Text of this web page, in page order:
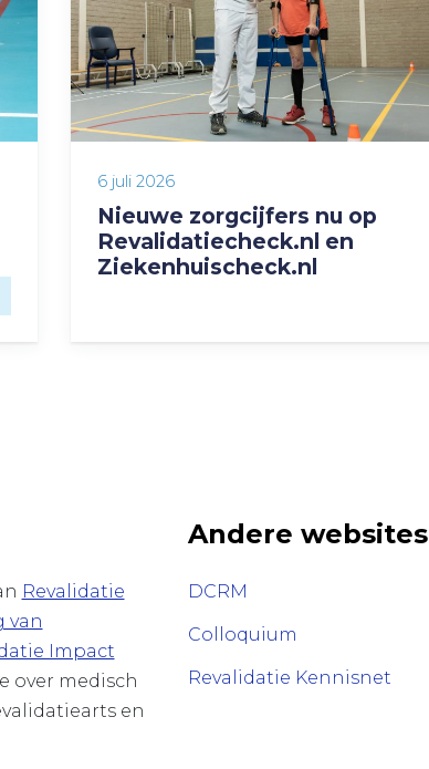
6 juli 2026
Nieuwe zorgcijfers nu op
Revalidatiecheck.nl en
Ziekenhuischeck.nl
Revalidatie
van
Impact
over medisch
en
Andere websites
DCRM
Colloquium
Revalidatie Kennisnet